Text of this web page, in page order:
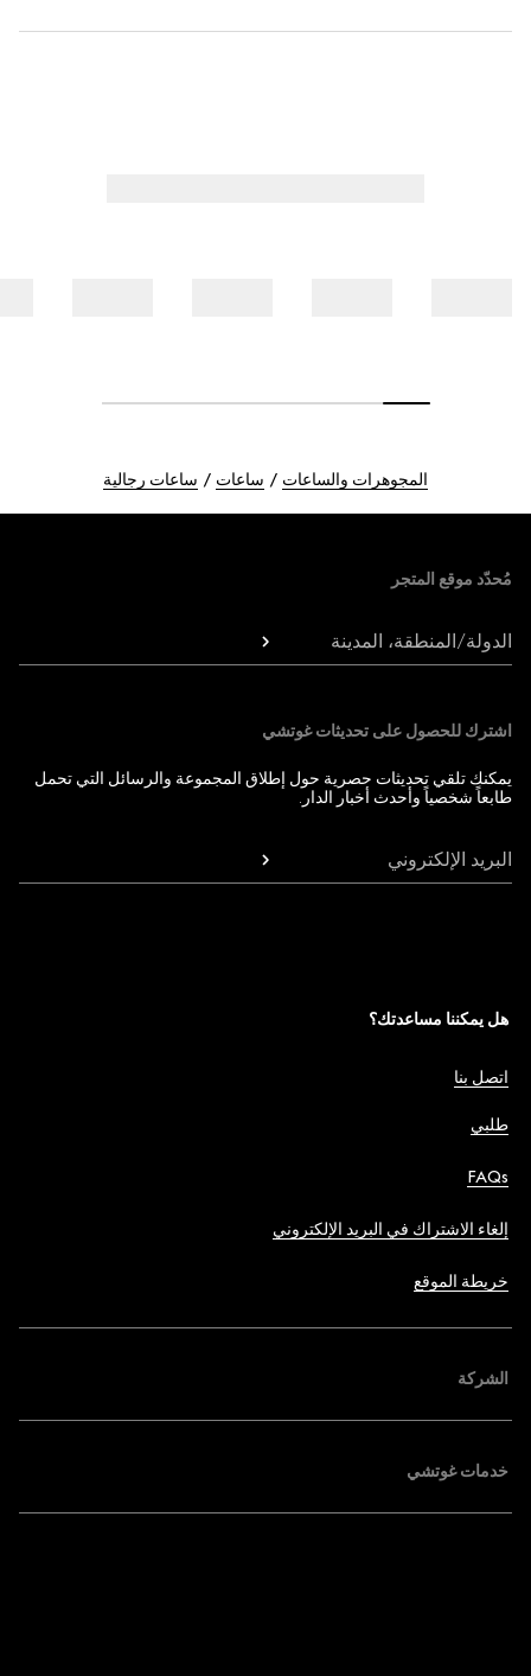
المجوهرات والساعات ساعات ساعات رجالية
مُحدّد موقع المتجر
الدولة/المنطقة، المدينة
اشترك للحصول على تحديثات غوتشي
يمكنك تلقي تحديثات حصرية حول إطلاق المجموعة والرسائل التي تحمل
طابعاً شخصياً وأحدث أخبار الدار.
البريد الإلكتروني
هل يمكننا مساعدتك؟
اتصل بنا
طلبي
FAQs
إلغاء الاشتراك في البريد الإلكتروني
خريطة الموقع
الشركة
خدمات غوتشي